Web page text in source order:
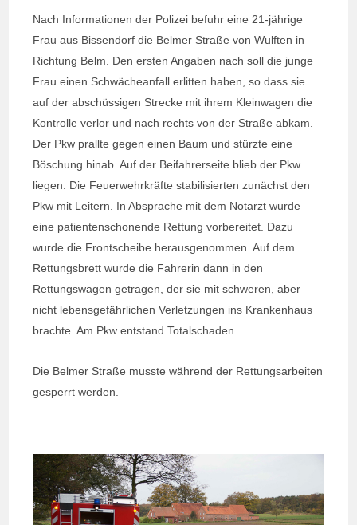
Nach Informationen der Polizei befuhr eine 21-jährige
Frau aus Bissendorf die Belmer Straße von Wulften in
Richtung Belm. Den ersten Angaben nach soll die junge
Frau einen Schwächeanfall erlitten haben, so dass sie
auf der abschüssigen Strecke mit ihrem Kleinwagen die
Kontrolle verlor und nach rechts von der Straße abkam.
Der Pkw prallte gegen einen Baum und stürzte eine
Böschung hinab. Auf der Beifahrerseite blieb der Pkw
liegen. Die Feuerwehrkräfte stabilisierten zunächst den
Pkw mit Leitern. In Absprache mit dem Notarzt wurde
eine patientenschonende Rettung vorbereitet. Dazu
wurde die Frontscheibe herausgenommen. Auf dem
Rettungsbrett wurde die Fahrerin dann in den
Rettungswagen getragen, der sie mit schweren, aber
nicht lebensgefährlichen Verletzungen ins Krankenhaus
brachte. Am Pkw entstand Totalschaden.
Die Belmer Straße musste während der Rettungsarbeiten
gesperrt werden.